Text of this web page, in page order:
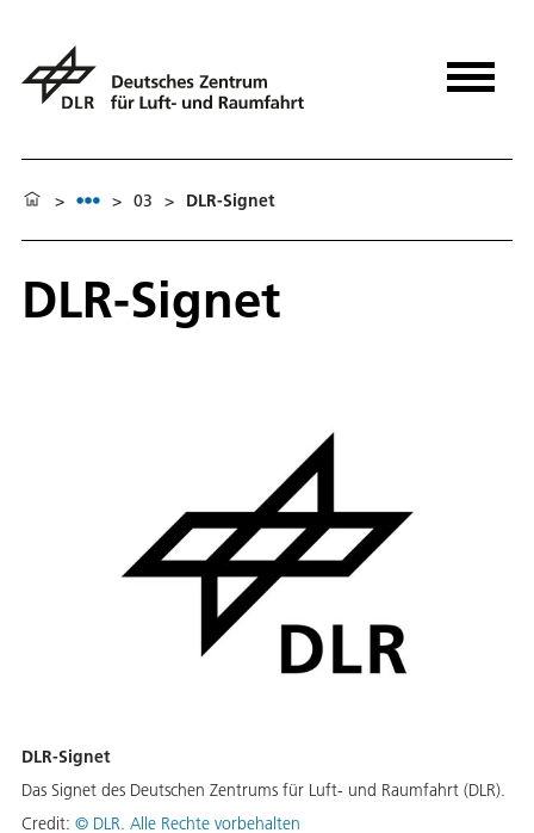
> > 03 > DLR-Signet
DLR-Signet
DLR-Signet
Das Signet des Deutschen Zentrums für Luft- und Raumfahrt (DLR).
Credit: © DLR. Alle Rechte vorbehalten